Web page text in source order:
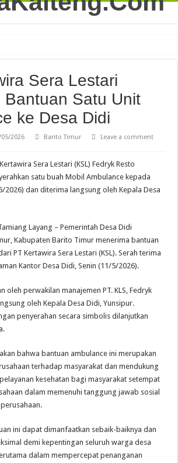
Raya Perkuat Soliditas dan Arah Organisasi ke Depan
Desa Talekoi Seret Nama Ormas Batamad?
Kronologi Penyerangan yang Tewaskan Tiga
Mediator Perkuat Peran ASN dalam Mewujudkan
HUT ke-69 Kota Palangka Raya, Bantu Jaga
Sinergi Dukung Program Tiga Juta Rumah dan
Kalampangan Perkuat Akses Layanan
Sera Lestari
Bantuan Satu Unit
ke Desa Didi
05/2026 Barito Timur
Leave a comment
Sera Lestari (KSL) Fedryk Resto
satu buah Mobil Ambulance kepada
2026) dan diterima langsung oleh Kepala Desa
Layang – Pemerintah Desa Didi
Kabupaten Barito Timur menerima bantuan
PT Kertawira Sera Lestari (KSL). Serah terima
Kantor Desa Didi, Senin (11/5/2026).
oleh perwakilan manajemen PT. KLS, Fedryk
oleh Kepala Desa Didi, Yunsipur.
penyerahan secara simbolis dilanjutkan
bahwa bantuan ambulance ini merupakan
terhadap masyarakat dan mendukung
kesehatan bagi masyarakat setempat
dalam memenuhi tanggung jawab sosial
ini dapat dimanfaatkan sebaik-baiknya dan
demi kepentingan seluruh warga desa
dalam mempercepat penanganan